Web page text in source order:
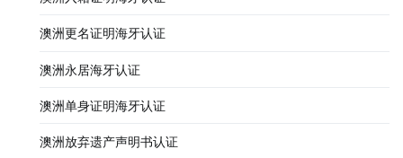
澳洲更名证明海牙认证
澳洲永居海牙认证
澳洲单身证明海牙认证
澳洲放弃遗产声明书认证